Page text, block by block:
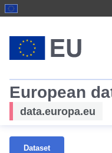
European
data.europa.eu
Dataset